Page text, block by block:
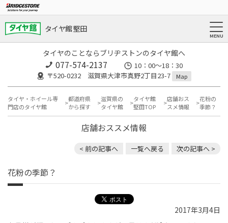
タイヤ館 堅田
タイヤのことならブリヂストンのタイヤ館へ
077-574-2137
10：00～18：30
〒520-0232 滋賀県大津市真野2丁目23-7
Map
タイヤ・ホイール専
門店のタイヤ館
都道府県
から探す
滋賀県の
タイヤ館
タイヤ館
堅田TOP
店舗おス
スメ情報
花粉の
季節？
店舗おススメ情報
< 前の記事へ 一覧へ戻る 次の記事へ >
花粉の季節？
2017年3月4日